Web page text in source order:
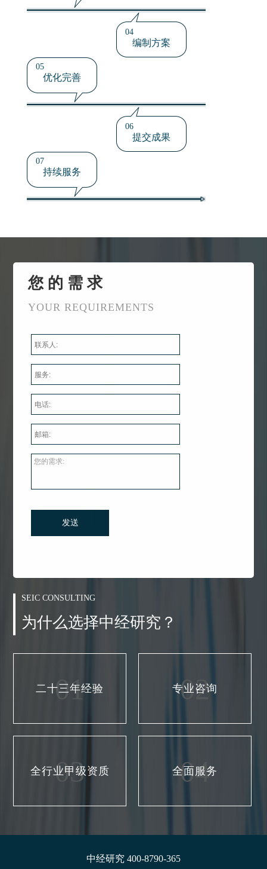
04
编制方案
05
优化完善
06
提交成果
07
持续服务
您 的 需 求
YOUR REQUIREMENTS
您的需求:
发送
SEIC CONSULTING
为什么选择中经研究？
01
二十三年经验 02
专业咨询
03
全行业甲级资质 04
全面服务
中经研究 400-8790-365